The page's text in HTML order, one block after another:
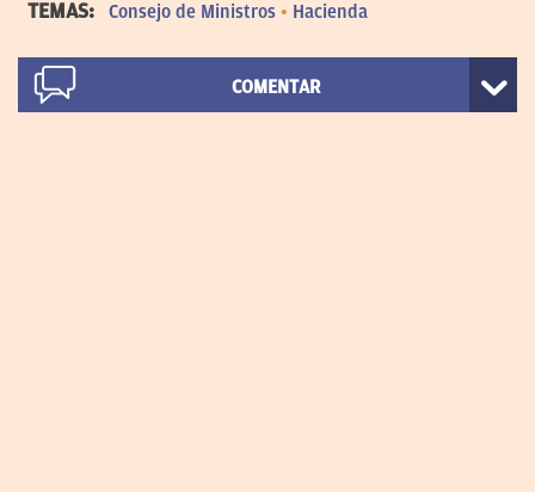
TEMAS: Consejo de Ministros Hacienda
COMENTAR